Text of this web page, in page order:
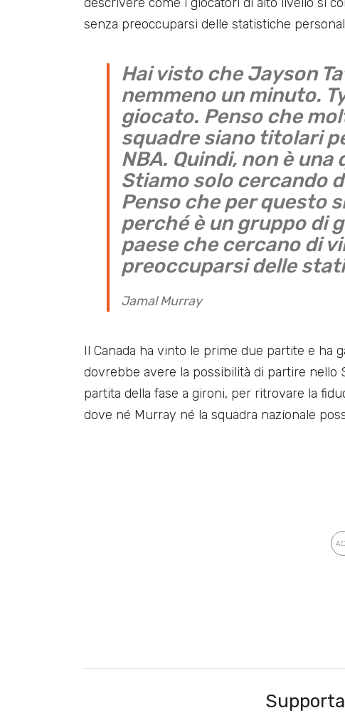
senza preoccuparsi delle statistiche
Hai visto che Jayson
nemmeno un minuto.
giocato. Penso che
squadre siano titolari
NBA. Quindi, non è
Stiamo solo cercando
Penso che per questo
perché è un gruppo di
paese che cercano di
preoccuparsi delle
Jamal Murray
Il Canada ha vinto le prime due partite e ha
dovrebbe avere la possibilità di partire nello
partita della fase a gironi, per ritrovare la
dove né Murray né la squadra nazionale